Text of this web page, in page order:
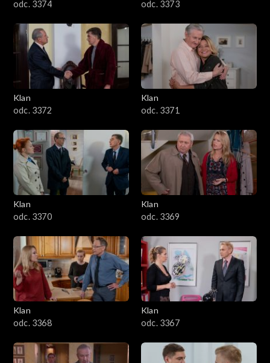
odc. 3374 odc. 3373
Klan
odc. 3372
Klan
odc. 3371
Klan
odc. 3370
Klan
odc. 3369
Klan
odc. 3368
Klan
odc. 3367